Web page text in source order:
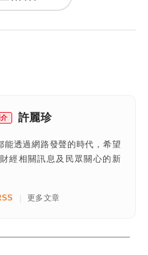
許麗珍
能透過網路發聲的時代，希望
經相關訊息及民眾關心的新
更多文章